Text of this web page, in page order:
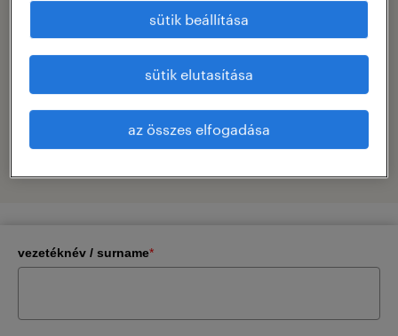
Please provide your email address to which
you wish to receive the Randstad Employer
Brand Research countryreport. By completing
the below form, you give your consent for us
to send you other useful professional
contents in the future.
vezetéknév / surname*
sütik beállítása
sütik elutasítása
az összes elfogadása